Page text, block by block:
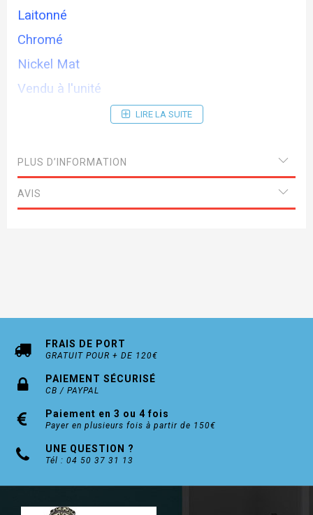
Laitonné
Chromé
Nickel Mat
Vendu à l'unité
LIRE LA SUITE
PLUS D’INFORMATION
AVIS
FRAIS DE PORT
GRATUIT POUR + DE 120€
PAIEMENT SÉCURISÉ
CB / PAYPAL
Paiement en 3 ou 4 fois
Payer en plusieurs fois à partir de 150€
UNE QUESTION ?
Tél : 04 50 37 31 13